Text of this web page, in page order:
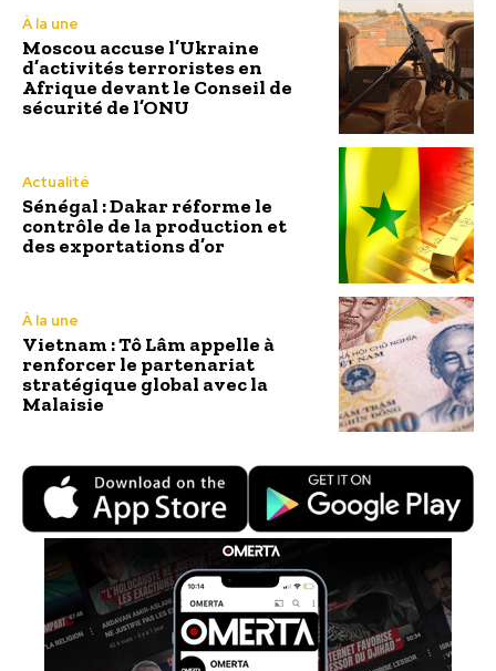
À la une
Moscou accuse l’Ukraine
d’activités terroristes en
Afrique devant le Conseil de
sécurité de l’ONU
Actualité
Sénégal : Dakar réforme le
contrôle de la production et
des exportations d’or
À la une
Vietnam : Tô Lâm appelle à
renforcer le partenariat
stratégique global avec la
Malaisie